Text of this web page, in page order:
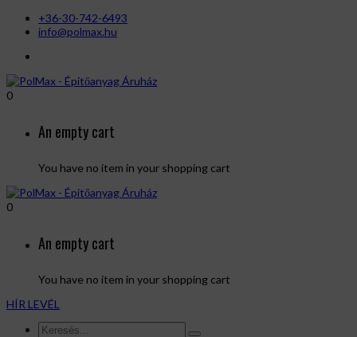
+36-30-742-6493
info@polmax.hu
0
An empty cart
You have no item in your shopping cart
0
An empty cart
You have no item in your shopping cart
HÍR LEVÉL